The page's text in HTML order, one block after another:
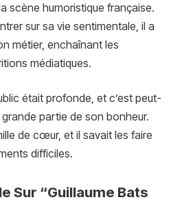
scène humoristique française.
sur sa vie sentimentale, il a
métier, enchaînant les
médiatiques.
était profonde, et c’est peut-
grande partie de son bonheur.
de cœur, et il savait les faire
difficiles.
Sur “Guillaume Bats